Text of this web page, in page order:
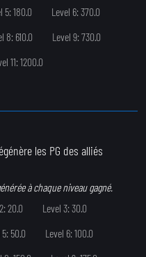
5: 180.0
Level 6: 370.0
8: 610.0
Level 9: 730.0
11: 1200.0
les PG des alliés
à chaque niveau gagné.
20.0
Level 3: 30.0
50.0
Level 6: 100.0